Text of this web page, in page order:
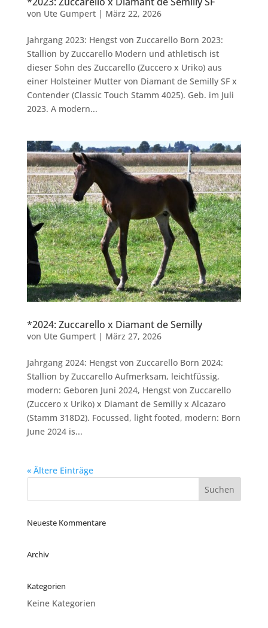
von Ute Gumpert| März 22, 2026
Jahrgang 2023: Hengst von Zuccarello Born 2023:
Stallion by Zuccarello Modern und athletisch ist
dieser Sohn des Zuccarello (Zuccero x Uriko) aus
einer Holsteiner Mutter von Diamant de Semilly SF x
Contender (Classic Touch Stamm 4025). Geb. im Juli
2023. A modern...
*2024: Zuccarello x Diamant de Semilly
von Ute Gumpert| März 27, 2026
Jahrgang 2024: Hengst von Zuccarello Born 2024:
Stallion by Zuccarello Aufmerksam, leichtfüssig,
modern: Geboren Juni 2024, Hengst von Zuccarello
(Zuccero x Uriko) x Diamant de Semilly x Alcazaro
(Stamm 318D2). Focussed, light footed, modern: Born
June 2024 is...
« Ältere Einträge
Neueste Kommentare
Archiv
Kategorien
Keine Kategorien